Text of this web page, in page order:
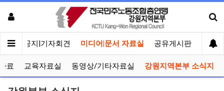
인 공지|기자회견 미디어|문서 자료실 공유게시판 선거
료 교육자료실 동영상/기타자료실 강원지역본부 소식지